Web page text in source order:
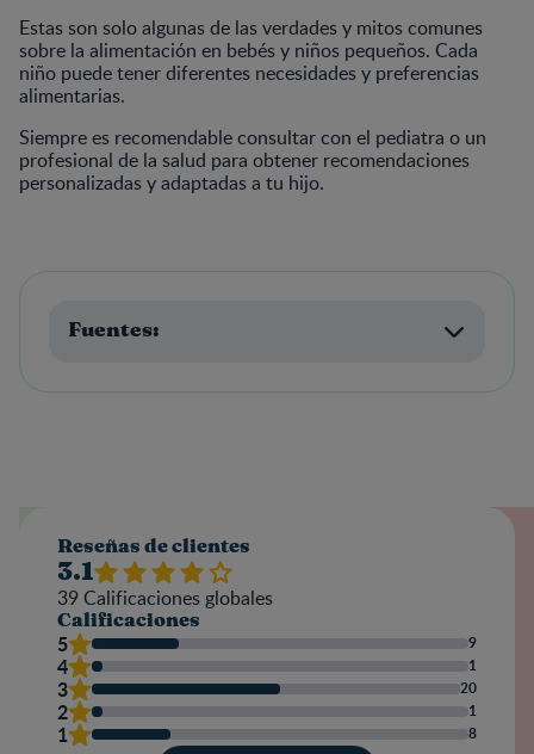
Estas son solo algunas de las verdades y mitos comunes
sobre la alimentación en bebés y niños pequeños. Cada
niño puede tener diferentes necesidades y preferencias
alimentarias.
Siempre es recomendable consultar con el pediatra o un
profesional de la salud para obtener recomendaciones
personalizadas y adaptadas a tu hijo.
Fuentes:
Reseñas de clientes
3.1
39 Calificaciones globales
Calificaciones
5 9
4 1
3 20
2 1
1 8